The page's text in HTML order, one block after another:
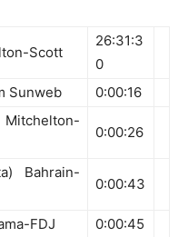
Scott
26:31:3
0
Sunweb 0:00:16
0:00:26
Bahrain-
0:00:43
FDJ 0:00:45